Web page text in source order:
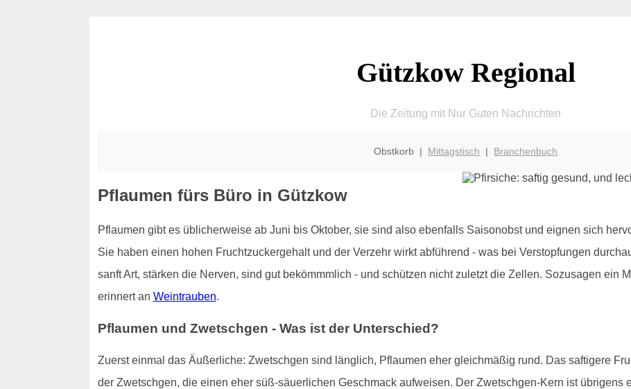
Gützkow Regional
Die Zeitung mit Nur Guten Nachrichten
Obstkorb | Mittagstisch | Branchenbuch
Pflaumen fürs Büro in Gützkow
Pflaumen gibt es üblicherweise ab Juni bis Oktober, sie sind also ebenfalls Saisonobst und eignen sich
Sie haben einen hohen Fruchtzuckergehalt und der Verzehr wirkt abführend - was bei Verstopfungen
sanft Art, stärken die Nerven, sind gut bekömmmlich - und schützen nicht zuletzt die Zellen. Sozusagen ein
erinnert an Weintrauben.
Pflaumen und Zwetschgen - Was ist der Unterschied?
Zuerst einmal das Äußerliche: Zwetschgen sind länglich, Pflaumen eher gleichmäßig rund. Das saftigere
der Zwetschgen, die einen eher süß-säuerlichen Geschmack aufweisen. Der Zwetschgen-Kern ist übrigens